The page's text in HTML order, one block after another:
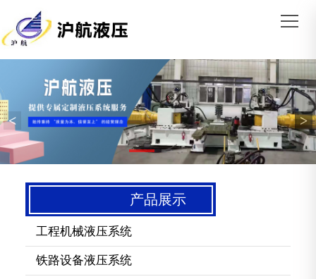
< >
产品展示
工程机械液压系统
铁路设备液压系统